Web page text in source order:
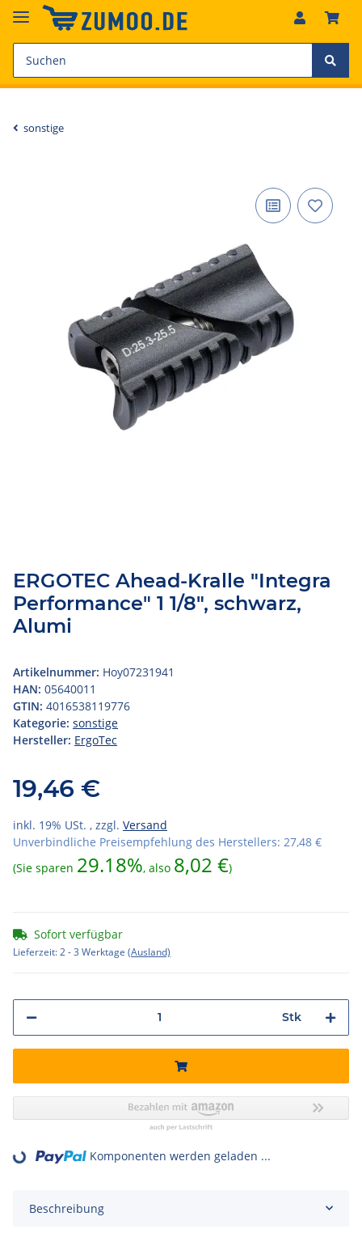
sonstige
ERGOTEC Ahead-Kralle "Integra
Performance" 1 1/8", schwarz,
Alumi
Artikelnummer: Hoy07231941
HAN: 05640011
GTIN: 4016538119776
Kategorie: sonstige
Hersteller: ErgoTec
19,46 €
inkl. 19% USt. , zzgl. Versand
Unverbindliche Preisempfehlung des Herstellers: 27,48 €
(Sie sparen 29.18%, also 8,02 €)
Sofort verfügbar
Lieferzeit:2 - 3 Werktage (Ausland)
Stk
Loading... Komponenten werden geladen ...
Beschreibung